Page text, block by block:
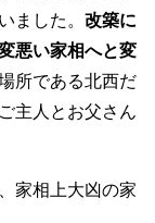
ました。 改築に
悪い家相へと変
所である北西だ
主人とお父さん
家相上大凶の家